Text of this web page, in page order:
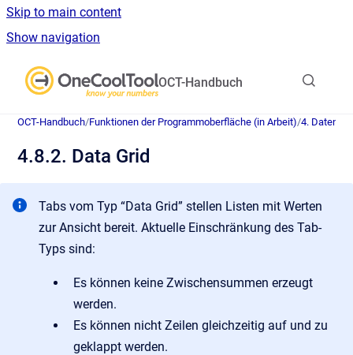
Skip to main content
Show navigation
OCT-Handbuch
OCT-Handbuch/Funktionen der Programmoberfläche (in Arbeit)/4.
4.8.2. Data Grid
Tabs vom Typ “Data Grid” stellen Listen mit Werten
zur Ansicht bereit. Aktuelle Einschränkung des Tab-
Typs sind:
Es können keine Zwischensummen erzeugt
werden.
Es können nicht Zeilen gleichzeitig auf und zu
geklappt werden.